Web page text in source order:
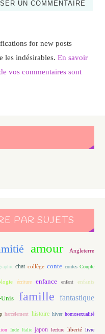
for new posts
les indésirables. En savoir
vos commentaires sont
PAR SUJETS
amour Angleterre
chat collège conte contes Couple
écriture enfance enfant enfants
Unis famille fantastique
harcèlement histoire hiver homosexualité
Inde Italie japon lecture liberté livre